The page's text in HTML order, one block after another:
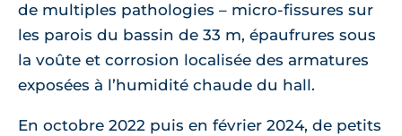
de multiples pathologies – micro-fissures sur
les parois du bassin de 33 m, épaufrures sous
la voûte et corrosion localisée des armatures
exposées à l’humidité chaude du hall.
En octobre 2022 puis en février 2024, de petits